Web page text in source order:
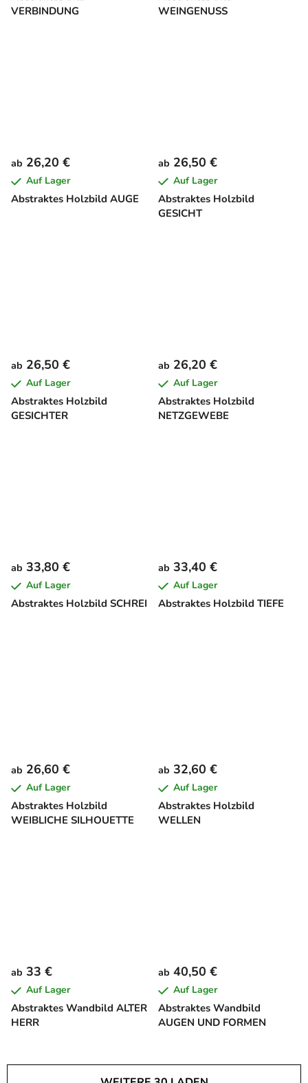
VERBINDUNG
WEINGENUSS
Abstraktes Holzbild AUGE
ab 26,20 €
Auf Lager
Abstraktes Holzbild
GESICHT
ab 26,50 €
Auf Lager
Abstraktes Holzbild
GESICHTER
ab 26,50 €
Auf Lager
Abstraktes Holzbild
NETZGEWEBE
ab 26,20 €
Auf Lager
Abstraktes Holzbild SCHREI
ab 33,80 €
Auf Lager
Abstraktes Holzbild TIEFE
ab 33,40 €
Auf Lager
Abstraktes Holzbild
WEIBLICHE SILHOUETTE
ab 26,60 €
Auf Lager
Abstraktes Holzbild
WELLEN
ab 32,60 €
Auf Lager
Abstraktes Wandbild ALTER
HERR
ab 33 €
Auf Lager
Abstraktes Wandbild
AUGEN UND FORMEN
ab 40,50 €
Auf Lager